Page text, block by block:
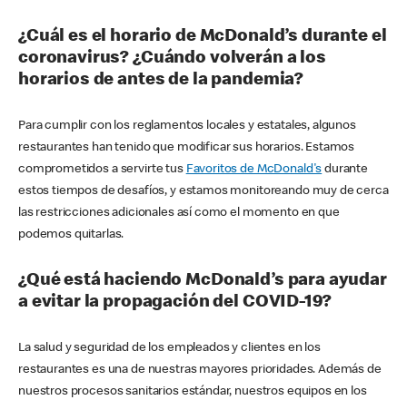
¿Cuál es el horario de McDonald’s durante el
coronavirus? ¿Cuándo volverán a los
horarios de antes de la pandemia?
Para cumplir con los reglamentos locales y estatales, algunos
restaurantes han tenido que modificar sus horarios. Estamos
comprometidos a servirte tus Favoritos de McDonald's durante
estos tiempos de desafíos, y estamos monitoreando muy de cerca
las restricciones adicionales así como el momento en que
podemos quitarlas.
¿Qué está haciendo McDonald’s para ayudar
a evitar la propagación del COVID-19?
La salud y seguridad de los empleados y clientes en los
restaurantes es una de nuestras mayores prioridades. Además de
nuestros procesos sanitarios estándar, nuestros equipos en los